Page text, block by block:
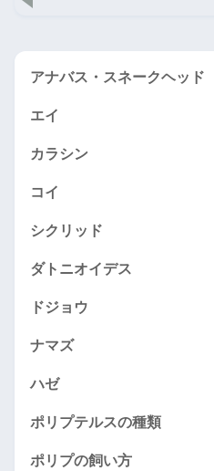
アナバス・スネークヘッド
エイ
カラシン
コイ
シクリッド
ダトニオイデス
ドジョウ
ナマズ
ハゼ
ポリプテルスの種類
ポリプの飼い方